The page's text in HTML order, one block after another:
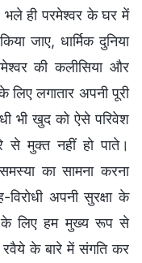
भले ही परमेश्वर के घर में
जाए, धार्मिक दुनिया
की कलीसिया और
लगातार अपनी पूरी
भी खुद को ऐसे परिवेश
से मुक्त नहीं हो पाते।
का सामना करना
अपनी सुरक्षा के
लिए हम मुख्य रूप से
रवैये के बारे में संगति कर